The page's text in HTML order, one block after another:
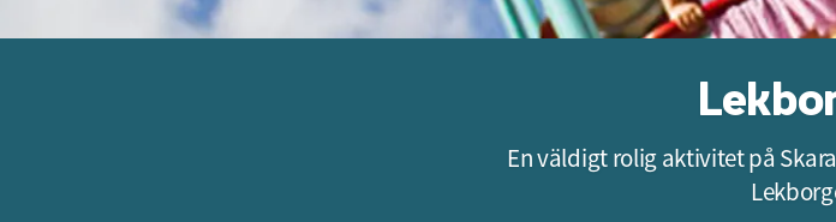
En väldigt rolig aktivitet på